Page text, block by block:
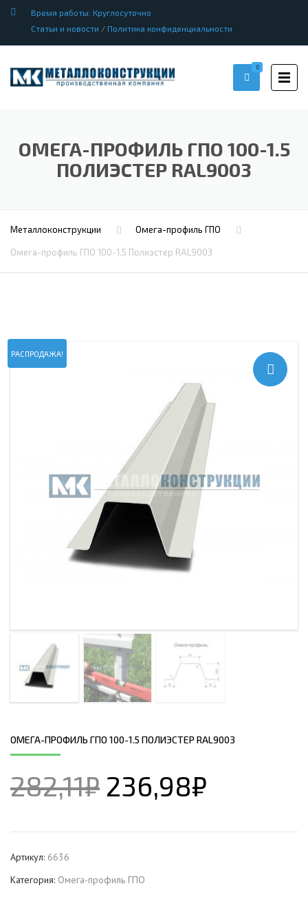
Время работы: Круглосуточно
Статьи и новости / Политика конфиденциальности
0
ОМЕГА-ПРОФИЛЬ ГПО 100-1.5
ПОЛИЭСТЕР RAL9003
Металлоконструкции Омега-профиль ГПО
Омега-профиль ГПО 100-1.5 Полиэстер RAL9003
РАСПРОДАЖА!
ОМЕГА-ПРОФИЛЬ ГПО 100-1.5 ПОЛИЭСТЕР RAL9003
282,11₽ 236,98₽
Артикул: 6636
Категория: Омега-профиль ГПО